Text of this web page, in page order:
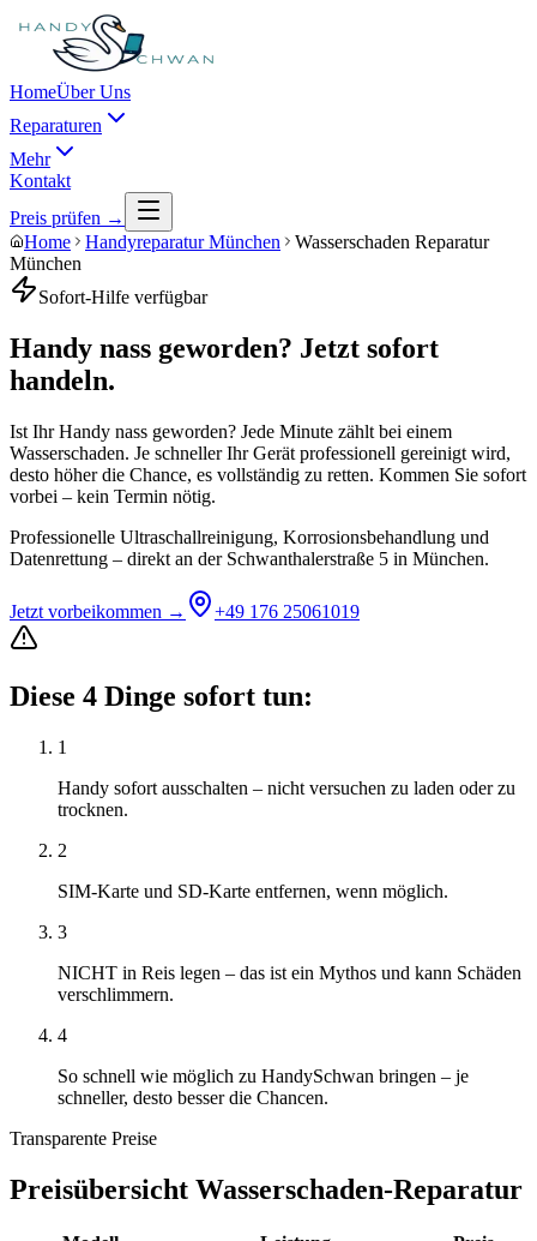
HomeÜber Uns
Reparaturen
Mehr
Kontakt
Preis prüfen →
Home
Handyreparatur München
Wasserschaden Reparatur
München
Sofort-Hilfe verfügbar
Handy nass geworden? Jetzt sofort
handeln.
Ist Ihr Handy nass geworden? Jede Minute zählt bei einem
Wasserschaden. Je schneller Ihr Gerät professionell gereinigt wird,
desto höher die Chance, es vollständig zu retten. Kommen Sie sofort
vorbei – kein Termin nötig.
Professionelle Ultraschallreinigung, Korrosionsbehandlung und
Datenrettung – direkt an der Schwanthalerstraße 5 in München.
Jetzt vorbeikommen → +49 176 25061019
Diese 4 Dinge sofort tun:
1
Handy sofort ausschalten – nicht versuchen zu laden oder zu
trocknen.
2
SIM-Karte und SD-Karte entfernen, wenn möglich.
3
NICHT in Reis legen – das ist ein Mythos und kann Schäden
verschlimmern.
4
So schnell wie möglich zu HandySchwan bringen – je
schneller, desto besser die Chancen.
Transparente Preise
Preisübersicht Wasserschaden-Reparatur